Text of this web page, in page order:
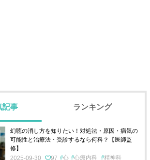
記事 ランキング
幻聴の消し方を知りたい！対処法・原因・病気の
可能性と治療法・受診するなら何科？【医師監
修】
2025-09-30
97 心 心療内科 精神科